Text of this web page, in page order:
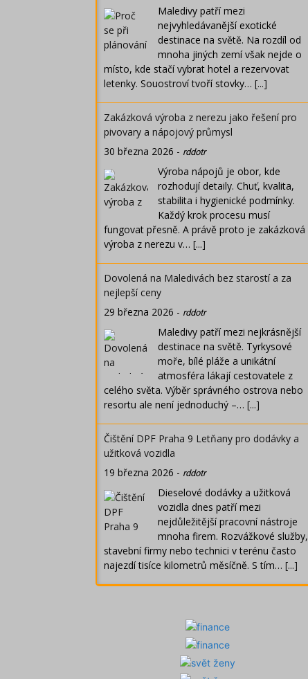
Maledivy patří mezi
nejvyhledávanější exotické
destinace na světě. Na rozdíl od
mnoha jiných zemí však nejde o
místo, kde stačí vybrat hotel a rezervovat
letenky. Souostroví tvoří stovky… [...]
Zakázková výroba z nerezu jako řešení pro
pivovary a nápojový průmysl
30 března 2026 - rddotr
Výroba nápojů je obor, kde
rozhodují detaily. Chuť, kvalita,
stabilita i hygienické podmínky.
Každý krok procesu musí
fungovat přesně. A právě proto je zakázková
výroba z nerezu v… [...]
Dovolená na Maledivách bez starostí a za
nejlepší ceny
29 března 2026 - rddotr
Maledivy patří mezi nejkrásnější
destinace na světě. Tyrkysové
moře, bílé pláže a unikátní
atmosféra lákají cestovatele z
celého světa. Výběr správného ostrova nebo
resortu ale není jednoduchý –… [...]
Čištění DPF Praha 9 Letňany pro dodávky a
užitková vozidla
19 března 2026 - rddotr
Dieselové dodávky a užitková
vozidla dnes patří mezi
nejdůležitější pracovní nástroje
mnoha firem. Rozvážkové služby,
stavební firmy nebo technici v terénu často
najezdí tisíce kilometrů měsíčně. S tím… [...]